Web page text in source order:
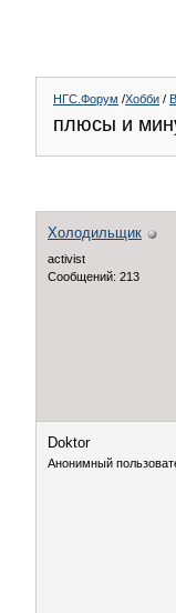
НГС.Форум /Хобби /
плюсы и
Холодильщик
activist
Сообщений: 213
Doktor
Анонимный